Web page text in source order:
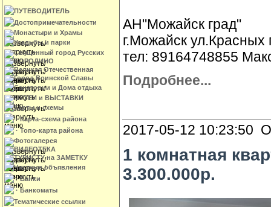
ПУТЕВОДИТЕЛЬ
Достопримечательности
Монастыри и Храмы
Усадьбы и парки
Священный город Русских
БОРОДИНО
Великая Отечественная
Город Воинской Славы
Санатории и Дома отдыха
МУЗЕИ и ВЫСТАВКИ
Карты и схемы
· Карта-схема района
· Топо-карта района
Фотогалерея
ВИДЕОТЕКА
ТУРИСТУ на ЗАМЕТКУ
Частные объявления
· Банки
· Банкоматы
Тематические ссылки
АН"Можайск град"
г.Можайск
тел: 89164748855
Подробнее...
2017-05-12 10:23:50
1 комнатная
3.300.000р.